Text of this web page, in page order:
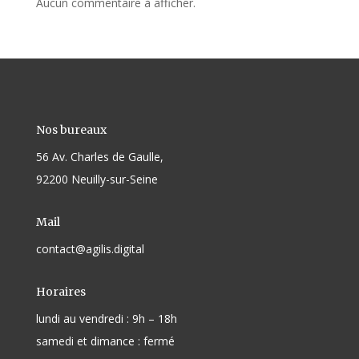
Nos bureaux
56 Av. Charles de Gaulle,
92200 Neuilly-sur-Seine
Mail
contact@agilis.digital
Horaires
lundi au vendredi : 9h – 18h
samedi et dimance : fermé